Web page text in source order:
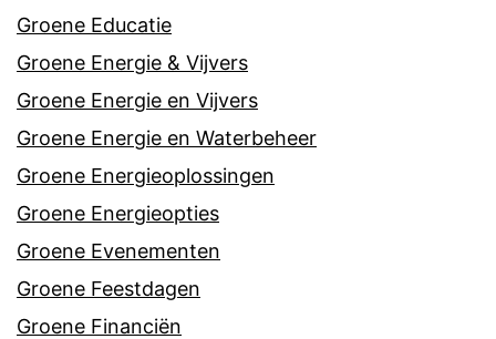
Groene Educatie
Groene Energie & Vijvers
Groene Energie en Vijvers
Groene Energie en Waterbeheer
Groene Energieoplossingen
Groene Energieopties
Groene Evenementen
Groene Feestdagen
Groene Financiën